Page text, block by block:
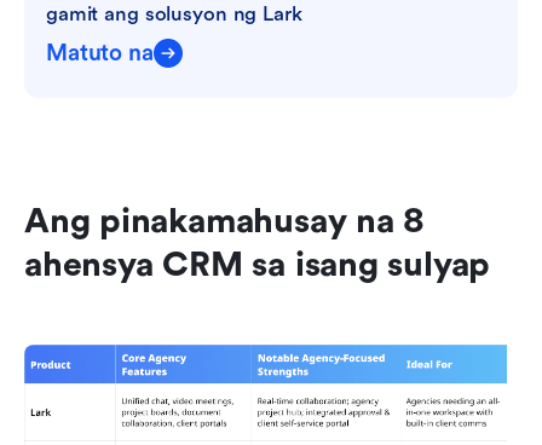
gamit ang solusyon ng Lark
Matuto na
Ang pinakamahusay na 8
ahensya CRM sa isang sulyap